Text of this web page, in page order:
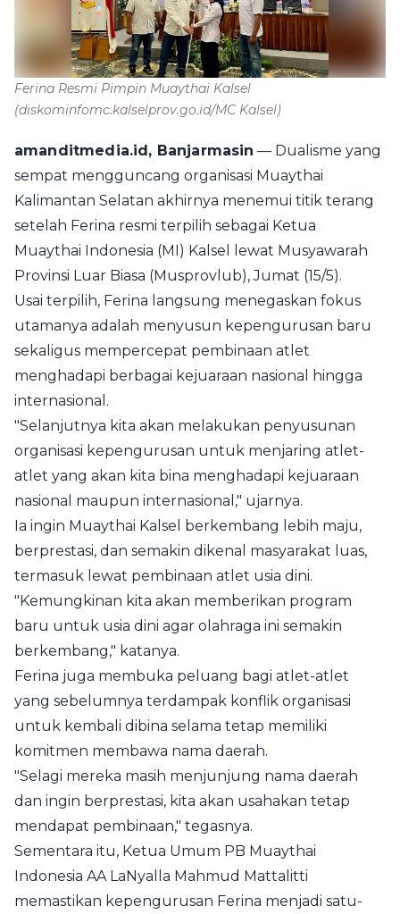
Ferina Resmi Pimpin Muaythai Kalsel
(diskominfomc.kalselprov.go.id/MC Kalsel)
amanditmedia.id, Banjarmasin — Dualisme yang
sempat mengguncang organisasi Muaythai
Kalimantan Selatan akhirnya menemui titik terang
setelah Ferina resmi terpilih sebagai Ketua
Muaythai Indonesia (MI) Kalsel lewat Musyawarah
Provinsi Luar Biasa (Musprovlub), Jumat (15/5).
Usai terpilih, Ferina langsung menegaskan fokus
utamanya adalah menyusun kepengurusan baru
sekaligus mempercepat pembinaan atlet
menghadapi berbagai kejuaraan nasional hingga
internasional.
"Selanjutnya kita akan melakukan penyusunan
organisasi kepengurusan untuk menjaring atlet-
atlet yang akan kita bina menghadapi kejuaraan
nasional maupun internasional," ujarnya.
Ia ingin Muaythai Kalsel berkembang lebih maju,
berprestasi, dan semakin dikenal masyarakat luas,
termasuk lewat pembinaan atlet usia dini.
"Kemungkinan kita akan memberikan program
baru untuk usia dini agar olahraga ini semakin
berkembang," katanya.
Ferina juga membuka peluang bagi atlet-atlet
yang sebelumnya terdampak konflik organisasi
untuk kembali dibina selama tetap memiliki
komitmen membawa nama daerah.
"Selagi mereka masih menjunjung nama daerah
dan ingin berprestasi, kita akan usahakan tetap
mendapat pembinaan," tegasnya.
Sementara itu, Ketua Umum PB Muaythai
Indonesia AA LaNyalla Mahmud Mattalitti
memastikan kepengurusan Ferina menjadi satu-